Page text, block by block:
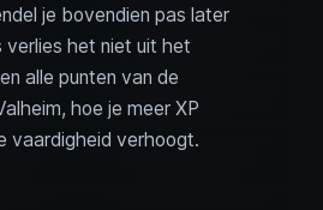
je bovendien pas later
verlies het niet uit het
alle punten van de
hoe je meer XP
vaardigheid verhoogt.